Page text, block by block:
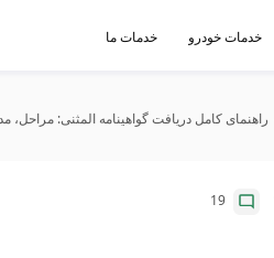
خدمات خودرو خدمات ما
راهنمای کامل دریافت گواهینامه المثنی: